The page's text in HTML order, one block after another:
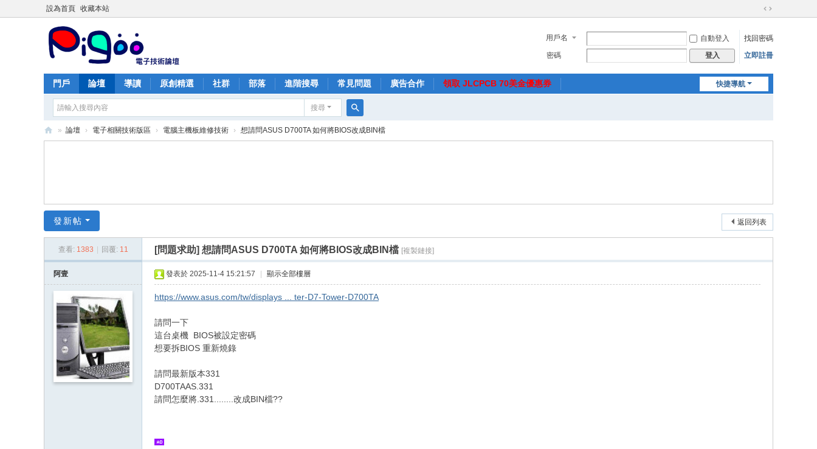
設為首頁 收藏本站
切
到
寬
用戶名 自動登入
找回密碼
密碼
登入 立即註冊
快捷導航
門戶 論壇 導讀 原創精選 社群 部落 進階搜尋 常見問題 廣告合作 領取 JLCPCB 70美金優惠券
搜尋
搜
尋
酷
» 論壇 › 電子相關技術版區 › 電腦主機板維修技術 › 想請問ASUS D700TA 如何將BIOS改成BIN檔
返回列表
發新帖
查看: 1383 回覆: 11 [問題求助] 想請問ASUS D700TA 如何將BIOS改成BIN檔 [複製鏈接]
阿壹 發表於 2025-11-4 15:21:57 顯示全部樓層
https://www.asus.com/tw/displays ... ter-D7-Tower-D700TA
請問一下
這台桌機 BIOS被設定密碼
想要拆BIOS 重新燒錄
請問最新版本331
D700TAAS.331
請問怎麼將.331........改成BIN檔??